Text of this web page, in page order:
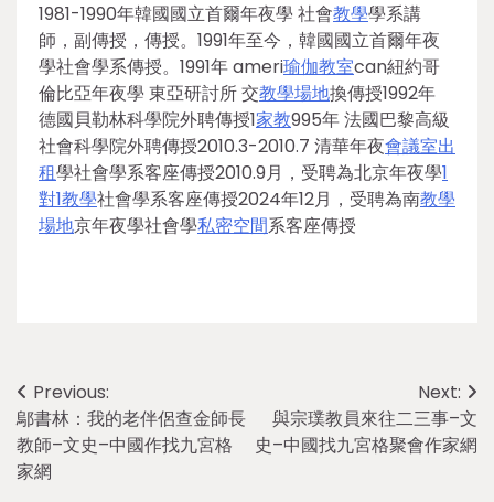
1981-1990年韓國國立首爾年夜學 社會教學學系講
師，副傳授，傳授。1991年至今，韓國國立首爾年夜
學社會學系傳授。1991年 ameri瑜伽教室can紐約哥
倫比亞年夜學 東亞研討所 交教學場地換傳授1992年
德國貝勒林科學院外聘傳授1家教995年 法國巴黎高級
社會科學院外聘傳授2010.3-2010.7 清華年夜會議室出
租學社會學系客座傳授2010.9月，受聘為北京年夜學1
對1教學社會學系客座傳授2024年12月，受聘為南教學
場地京年夜學社會學私密空間系客座傳授
Post
navigation
Previous:
鄔書林：我的老伴侶查金師長
教師–文史–中國作找九宮格
家網
Next:
與宗璞教員來往二三事–文
史–中國找九宮格聚會作家網